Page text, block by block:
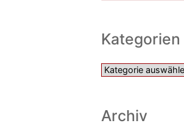
Kategorien
Kategorien
Archiv